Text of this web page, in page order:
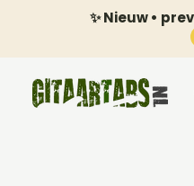
✨ Nieuw •